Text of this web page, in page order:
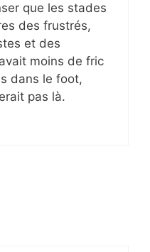
que les stades
des frustrés,
et des
moins de fric
dans le foot,
pas là.